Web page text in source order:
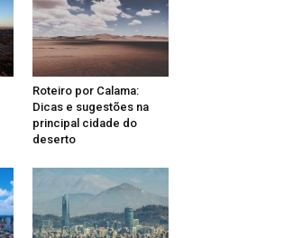
Roteiro por Calama:
Dicas e sugestões na
principal cidade do
deserto